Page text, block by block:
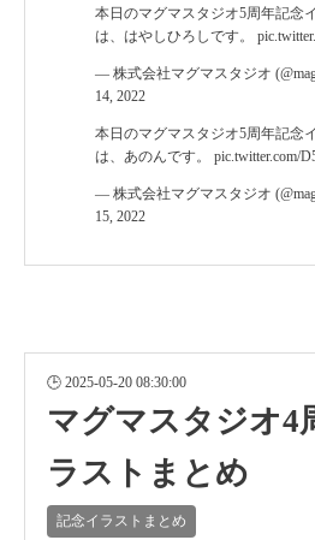
本日のマグマスタジオ5周年記念
は、はやしひろしです。
— 株式会社マグマスタジオ
14, 2022
本日のマグマスタジオ5周年記念
は、あのんです。 pic.twitter.com/
— 株式会社マグマスタジオ
15, 2022
2025-05-20 08:30:00
マグマスタジオ4
ラストまとめ
記念イラストまとめ